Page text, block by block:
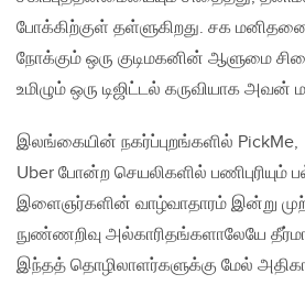
போக்கிற்குள் தள்ளுகிறது. சக
நோக்கும் ஒரு குடிமகனின் ஆளுமை
உமிழும் ஒரு டிஜிட்டல் கருவியாக அவன்
இலங்கையின் நகர்ப்புறங்களில் PickMe,
Uber போன்ற செயலிகளில்
இளைஞர்களின் வாழ்வாதாரம் இன்று
நுண்ணறிவு அல்காரிதங்களாலேயே
இந்தத் தொழிலாளர்களுக்கு மேல்